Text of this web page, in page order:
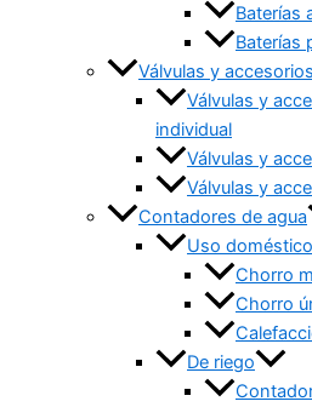
Baterías
Baterías
Válvulas y accesorios
Válvulas y
individual
Válvulas y
Válvulas y
Contadores de agua
Uso doméstico
Chorro
Chorro
De riego